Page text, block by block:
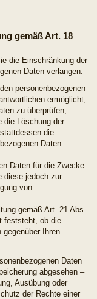
gemäß Art. 18
die Einschränkung der
Daten verlangen:
personenbezogenen
ermöglicht,
zu überprüfen;
die Löschung der
die
Daten
Daten für die Zwecke
diese jedoch zur
von
gemäß Art. 21 Abs.
feststeht, ob die
gegenüber Ihren
Daten
abgesehen –
Ausübung oder
der Rechte einer